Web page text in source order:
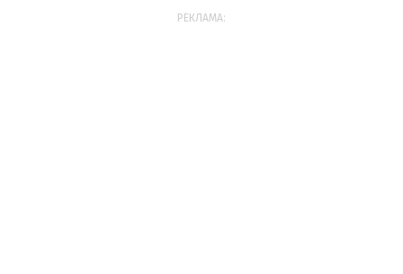
РЕКЛАМА: